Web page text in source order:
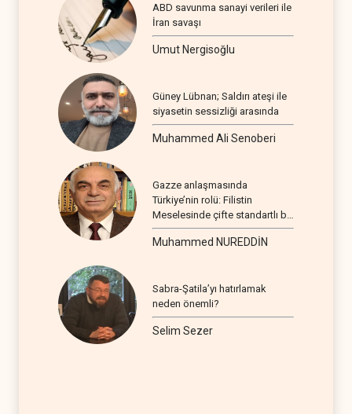
ABD savunma sanayi verileri ile
İran savaşı
Umut Nergisoğlu
Güney Lübnan; Saldırı ateşi ile
siyasetin sessizliği arasında
Muhammed Ali Senoberi
Gazze anlaşmasında
Türkiye’nin rolü: Filistin
Meselesinde çifte standartlı bir
seyir
Muhammed NUREDDİN
Sabra-Şatila’yı hatırlamak
neden önemli?
Selim Sezer